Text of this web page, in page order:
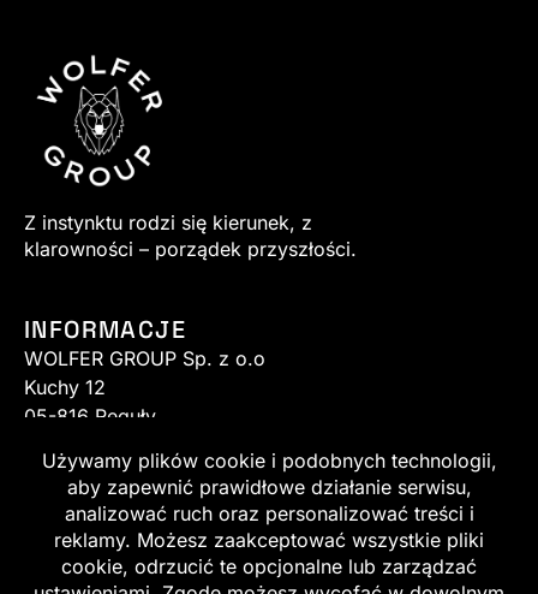
Z instynktu rodzi się kierunek, z
klarowności – porządek przyszłości.
INFORMACJE
WOLFER GROUP Sp. z o.o
Kuchy 12
05-816 Reguły
sklep@wolfer.pl
+48 513 520 140
+48 602 152 770
Regulamin